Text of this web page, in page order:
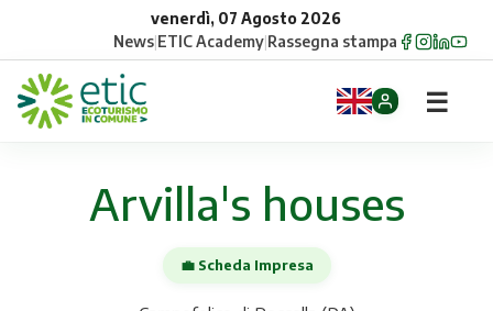
venerdì, 07 Agosto 2026
News|ETIC Academy|Rassegna stampa
Opportunità
☰
Arvilla's houses
💼 Scheda Impresa